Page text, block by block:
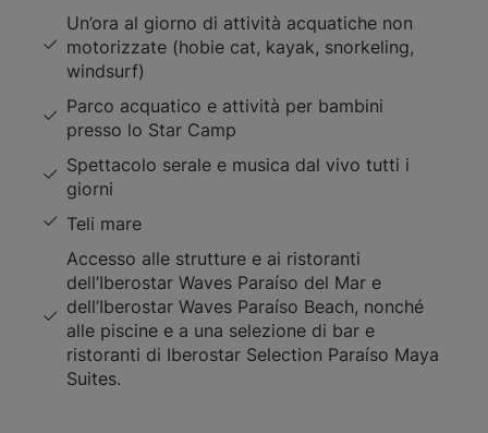
Un’ora al giorno di attività acquatiche non
motorizzate (hobie cat, kayak, snorkeling,
windsurf)
Parco acquatico e attività per bambini
presso lo Star Camp
Spettacolo serale e musica dal vivo tutti i
giorni
Teli mare
Accesso alle strutture e ai ristoranti
dell’Iberostar Waves Paraíso del Mar e
dell’Iberostar Waves Paraíso Beach, nonché
alle piscine e a una selezione di bar e
ristoranti di Iberostar Selection Paraíso Maya
Suites.